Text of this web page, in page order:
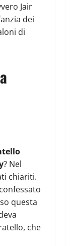
Jair
dei
di
? Nel
chiariti.
questa
che